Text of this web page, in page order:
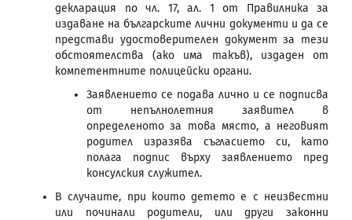
декларация по чл. 17, ал. 1 от Правилника за
издаване на българските лични документи и да се
представи удостоверителен документ за тези
обстоятелства (ако има такъв), издаден от
компетентните полицейски органи.
Заявлението се подава лично и се подписва
от непълнолетния заявител в
определеното за това място, а неговият
родител изразява съгласието си, като
полага подпис върху заявлението пред
консулския служител.
В случаите, при които детето е с неизвестни
или починали родители, или други законни